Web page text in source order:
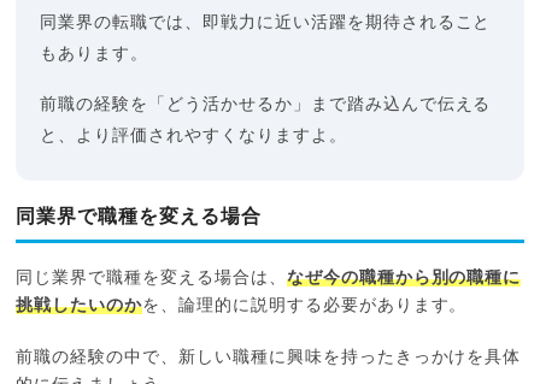
同業界の転職では、即戦力に近い活躍を期待されること
もあります。
前職の経験を「どう活かせるか」まで踏み込んで伝える
と、より評価されやすくなりますよ。
同業界で職種を変える場合
同じ業界で職種を変える場合は、 なぜ今の職種から別の職種に
挑戦したいのかを、論理的に説明する必要があります。
前職の経験の中で、新しい職種に興味を持ったきっかけを具体